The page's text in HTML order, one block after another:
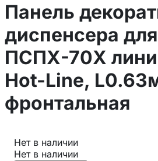
Панель
диспенсера
ПСПХ-70Х
Hot-Line,
фронтальная
Нет в наличии
Нет в наличии